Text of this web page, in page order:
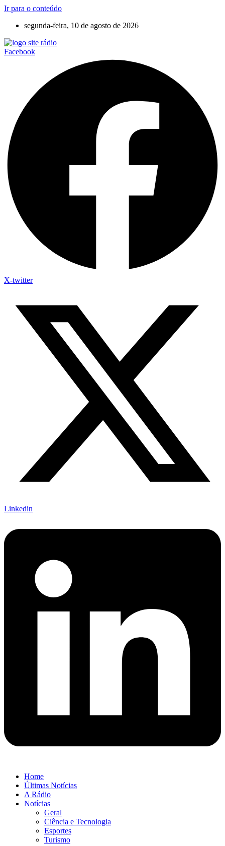
Ir para o conteúdo
segunda-feira, 10 de agosto de 2026
Facebook
X-twitter
Linkedin
Home
Últimas Notícias
A Rádio
Notícias
Geral
Ciência e Tecnologia
Esportes
Turismo